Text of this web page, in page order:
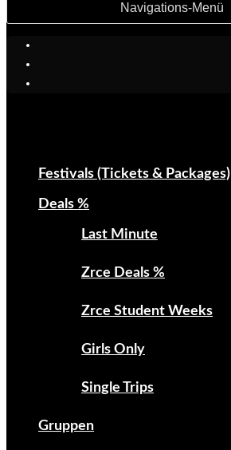
Navigations-Menü
Festivals (Tickets & Packages)
Deals %
Last Minute
Zrce Deals %
Zrce Student Weeks
Girls Only
Single Trips
Gruppen